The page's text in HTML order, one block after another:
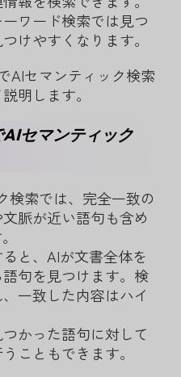
ワード検索では見つ
けやすくなります。
AIセマンティック検索
明します。
セマンティック
検索では、完全一致の
脈が近い語句も含め
と、AIが文書全体を
句を見つけます。検
一致した内容はハイ
かった語句に対して
こともできます。